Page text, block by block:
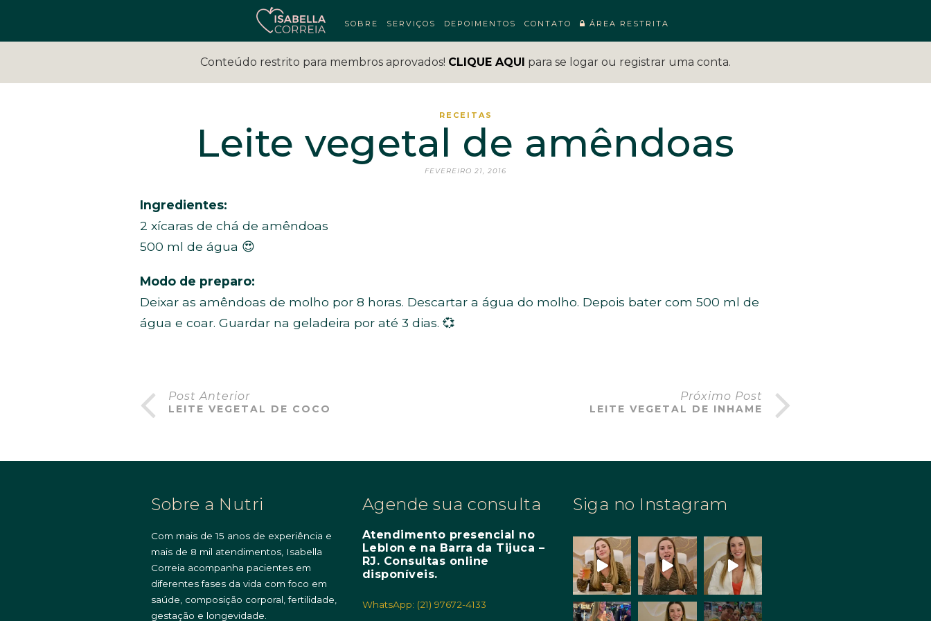
SOBRE SERVIÇOS DEPOIMENTOS CONTATO ÁREA RESTRITA
Conteúdo restrito para membros aprovados! CLIQUE AQUI para se logar ou registrar uma conta.
RECEITAS
Leite vegetal de amêndoas
FEVEREIRO 21, 2016
Ingredientes:
2 xícaras de chá de amêndoas
500 ml de água 😍
Modo de preparo:
Deixar as amêndoas de molho por 8 horas. Descartar a água do molho. Depois bater com 500 ml de
água e coar. Guardar na geladeira por até 3 dias. 💞
Post Anterior
LEITE VEGETAL DE COCO
Próximo Post
LEITE VEGETAL DE INHAME
Sobre a Nutri
Com mais de 15 anos de experiência e
mais de 8 mil atendimentos, Isabella
Correia acompanha pacientes em
diferentes fases da vida com foco em
saúde, composição corporal, fertilidade,
gestação e longevidade.
Agende sua consulta
Atendimento presencial no
Leblon e na Barra da Tijuca –
RJ. Consultas online
disponíveis.
WhatsApp: (21) 97672-4133
Siga no Instagram